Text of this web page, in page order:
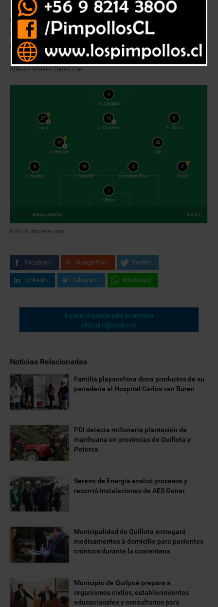
El Equipo Galo sigue en la lucha por su torneo local, esta vez cayeron
derrotados en su visita a la Arena do Gremio por un gol a cero. El gol del
triunfo para los locales fue obra de Felipe Vizeu a los 47.
Atlético Mineiro formó con:
Foto: Futbolete.com
Facebook GooglePlus Twitter
Linkedin Telegram WhatsApp
Noticias Relacionadas
Familia playanchina dona productos de su
panadería al Hospital Carlos van Buren
PDI detecta millonaria plantación de
marihuana en provincias de Quillota y
Petorca
Seremi de Energía evaluó procesos y
recorrió instalaciones de AES Gener
Municipalidad de Quillota entregará
medicamentos a domicilio para pacientes
crónicos durante la cuarentena
Municipio de Quilpué prepara a
organismos civiles, establecimientos
educacionales y consultorios para